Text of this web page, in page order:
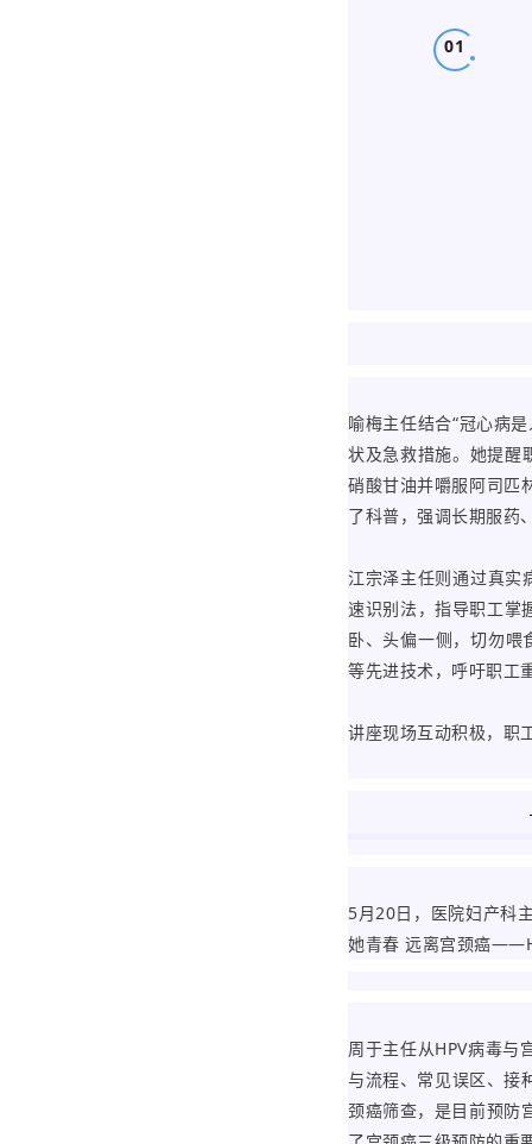
01
喻梅主任结合“冠心病
状及急救措施。她提醒
硝酸甘油并嚼服阿司匹
了科普，强调长期服药
江宗泽主任则通过真实
速识别法，指导职工掌
卧、头偏一侧，切勿喂
等先进技术，呼吁职工
讲座现场互动积极，职
5月20日，医院妇产科
她青春 远离宫颈癌
周于主任从HPV病毒与
与流程、常见误区、接
颈癌筛查，是目前预防